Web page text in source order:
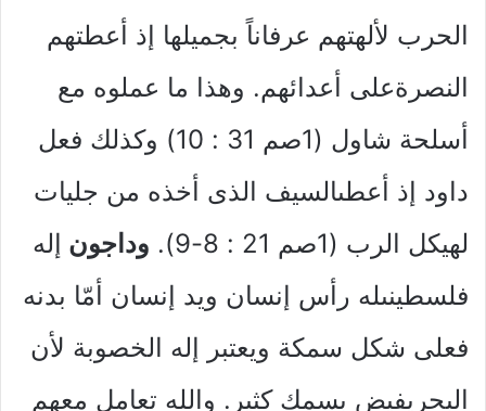
الحرب لألهتهم عرفاناً بجميلها إذ أعطتهم
النصرةعلى أعدائهم. وهذا ما عملوه مع
أسلحة شاول (1صم 31 : 10) وكذلك فعل
داود إذ أعطىالسيف الذى أخذه من جليات
لهيكل الرب (1صم 21 : 8-9).
وداجون إله
فلسطينىله رأس إنسان ويد إنسان أمّا بدنه
فعلى شكل سمكة ويعتبر إله الخصوبة لأن
البحريفيض بسمك كثير. والله تعامل معهم